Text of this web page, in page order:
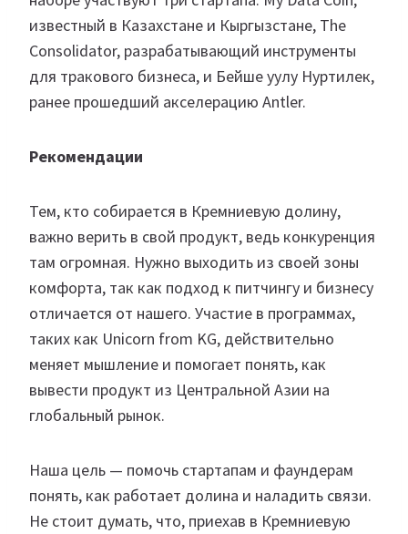
известный в Казахстане и Кыргызстане, The
Consolidator, разрабатывающий инструменты
для тракового бизнеса, и Бейше уулу Нуртилек,
ранее прошедший акселерацию Antler.
Рекомендации
Тем, кто собирается в Кремниевую долину,
важно верить в свой продукт, ведь конкуренция
там огромная. Нужно выходить из своей зоны
комфорта, так как подход к питчингу и бизнесу
отличается от нашего. Участие в программах,
таких как Unicorn from KG, действительно
меняет мышление и помогает понять, как
вывести продукт из Центральной Азии на
глобальный рынок.
Наша цель — помочь стартапам и фаундерам
понять, как работает долина и наладить связи.
Не стоит думать, что, приехав в Кремниевую